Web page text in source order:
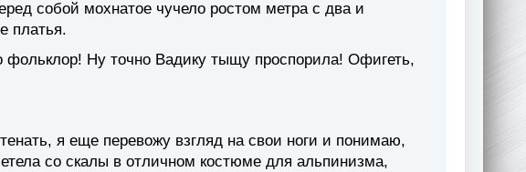
собой мохнатое чучело ростом метра с два и
платья.
фольклор! Ну точно Вадику тыщу проспорила! Офигеть,
я еще перевожу взгляд на свои ноги и понимаю,
со скалы в отличном костюме для альпинизма,